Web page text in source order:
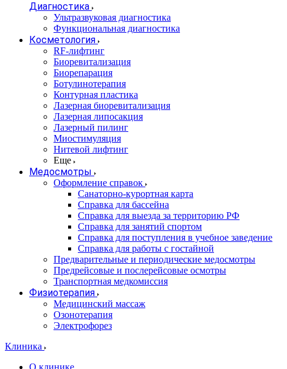
Диагностика
Ультразвуковая диагностика
Функциональная диагностика
Косметология
RF-лифтинг
Биоревитализация
Биорепарация
Ботулинотерапия
Контурная пластика
Лазерная биоревитализация
Лазерная липосакция
Лазерный пилинг
Миостимуляция
Нитевой лифтинг
Еще
Медосмотры
Оформление справок
Санаторно-курортная карта
Справка для бассейна
Справка для выезда за территорию РФ
Справка для занятий спортом
Справка для поступления в учебное заведение
Справка для работы с гостайной
Предварительные и периодические медосмотры
Предрейсовые и послерейсовые осмотры
Транспортная медкомиссия
Физиотерапия
Медицинский массаж
Озонотерапия
Электрофорез
Клиника
О клинике